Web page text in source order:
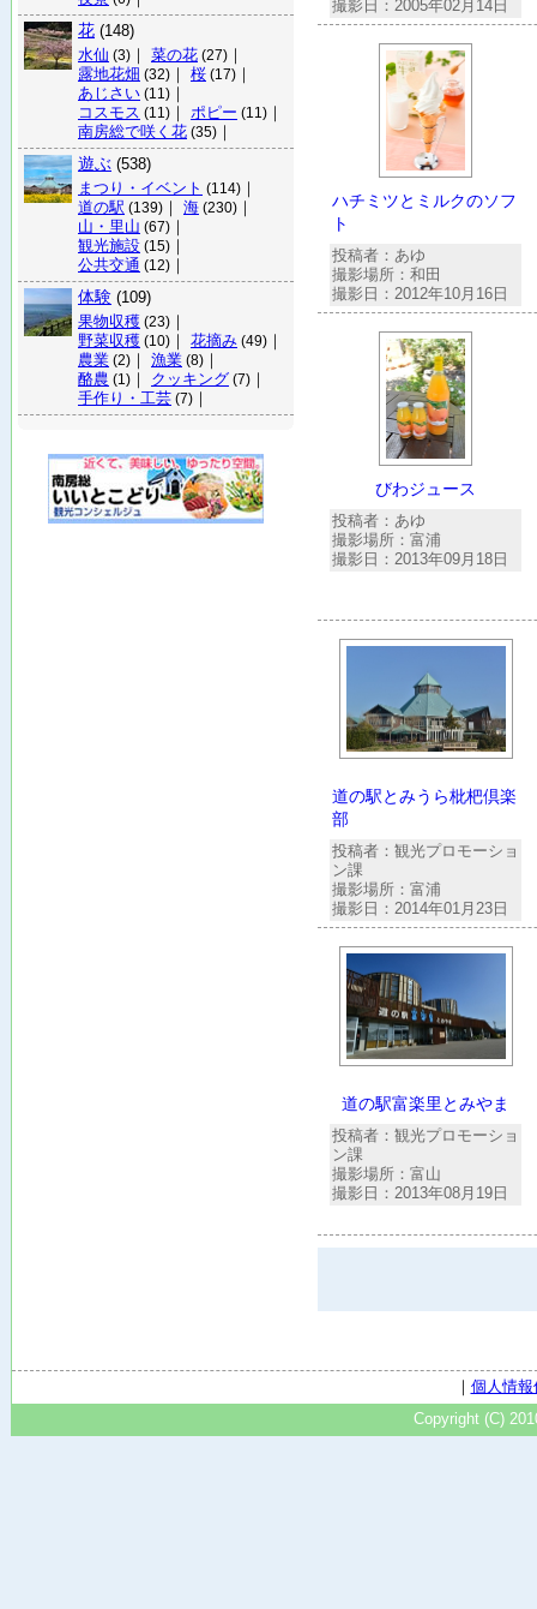
花 (148)
水仙 (3) ｜ 菜の花 (27) ｜
露地花畑 (32) ｜ 桜 (17) ｜
あじさい (11) ｜
コスモス (11) ｜ ポピー (11) ｜
南房総で咲く花 (35) ｜
遊ぶ (538)
まつり・イベント (114) ｜
道の駅 (139) ｜ 海 (230) ｜
山・里山 (67) ｜
観光施設 (15) ｜
公共交通 (12) ｜
体験 (109)
果物収穫 (23) ｜
野菜収穫 (10) ｜ 花摘み (49) ｜
農業 (2) ｜ 漁業 (8) ｜
酪農 (1) ｜ クッキング (7) ｜
手作り・工芸 (7) ｜
撮影日：2005年02月14日
ハチミツとミルクのソフ
ト
投稿者：あゆ
撮影場所：和田
撮影日：2012年10月16日
びわジュース
投稿者：あゆ
撮影場所：富浦
撮影日：2013年09月18日
道の駅とみうら枇杷倶楽
部
投稿者：観光プロモーショ
ン課
撮影場所：富浦
撮影日：2014年01月23日
道の駅富楽里とみやま
投稿者：観光プロモーショ
ン課
撮影場所：富山
撮影日：2013年08月19日
｜ 個人情
Copyright (C)